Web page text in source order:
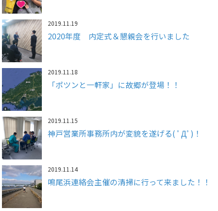
2019.11.19
2020年度 内定式＆懇親会を行いました
2019.11.18
「ポツンと一軒家」に故郷が登場！！
2019.11.15
神戸営業所事務所内が変貌を遂げる( ﾟДﾟ)！
2019.11.14
鳴尾浜連絡会主催の清掃に行って来ました！！